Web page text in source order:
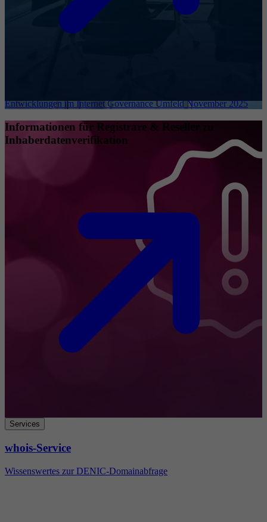
Entwicklungen im Internet Governance Umfeld November 2025
Informationen für Registrare & Reseller zu
Inhaberdatenverifikation
Services
whois-Service
Wissenswertes zur DENIC-Domainabfrage